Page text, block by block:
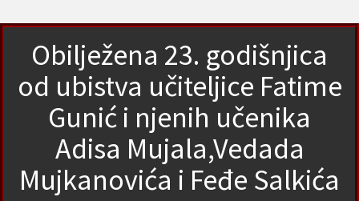
Obilježena 23. godišnjica
od ubistva učiteljice Fatime
Gunić i njenih učenika
Adisa Mujala,Vedada
Mujkanovića i Feđe Salkića